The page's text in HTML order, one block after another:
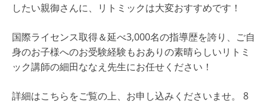
したい親御さんに、リトミックは大変おすすめです！
国際ライセンス取得＆延べ3,000名の指導歴を誇り、ご自
身のお子様へのお受験経験もおありの素晴らしいリトミ
ック講師の細田ななえ先生にお任せください！
詳細はこちらをご覧の上、お申し込みくださいませ。 8